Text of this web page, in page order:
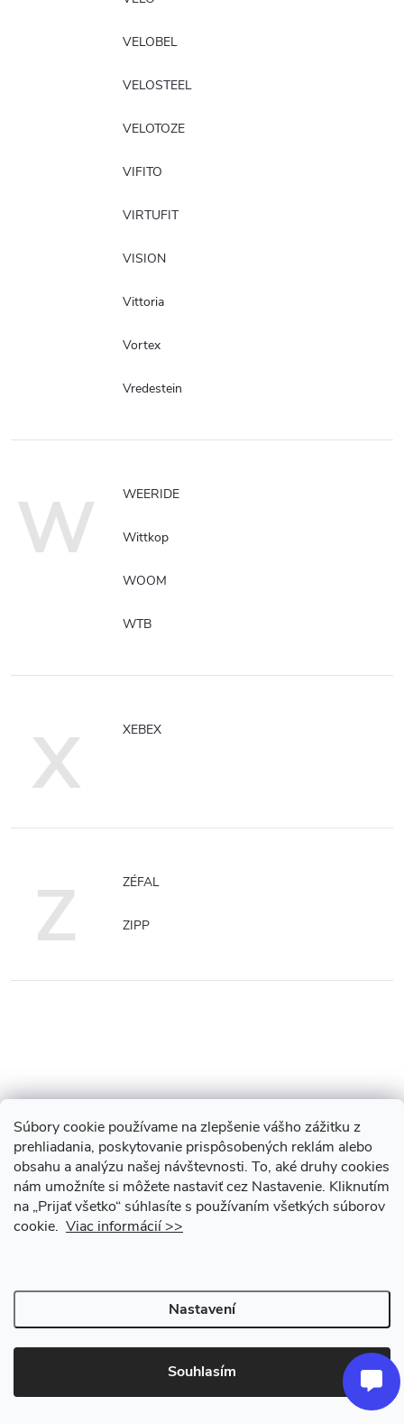
Súbory cookie používame na zlepšenie vášho zážitku z
prehliadania, poskytovanie prispôsobených reklám alebo
obsahu a analýzu našej návštevnosti. To, aké druhy cookies
nám umožníte si môžete nastaviť cez Nastavenie. Kliknutím
na „Prijať všetko“ súhlasíte s používaním všetkých súborov
cookie. Viac informácií >>
Nastavení
Souhlasím
VELOBEL
VELOSTEEL
VELOTOZE
VIFITO
VIRTUFIT
VISION
Vittoria
Vortex
Vredestein
W WEERIDE
Wittkop
WOOM
WTB
X XEBEX
Z ZÉFAL
ZIPP
Z
á
p
a
Zákaznický servis
Informácie
Život s bicyklom / Život na kole
Prodejna | Půjčovna | Servis
Ľ.Štúra 487/47
Telefon: +421 940 627 093